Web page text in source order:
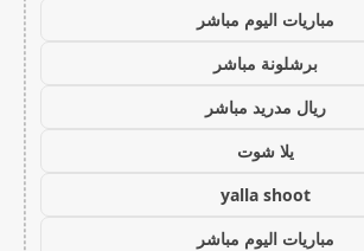
مباريات اليوم مباشر
برشلونة مباشر
ريال مدريد مباشر
يلا شوت
yalla shoot
مباريات اليوم مباشر